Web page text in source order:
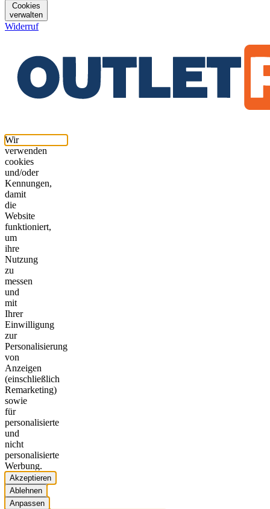
Cookies
verwalten
Widerruf
Wir
verwenden
cookies
und/oder
Kennungen,
damit
die
Website
funktioniert,
um
ihre
Nutzung
zu
messen
und
mit
Ihrer
Einwilligung
zur
Personalisierung
von
Anzeigen
(einschließlich
Remarketing)
sowie
für
personalisierte
und
nicht
personalisierte
Werbung.
Akzeptieren
Ablehnen
Anpassen